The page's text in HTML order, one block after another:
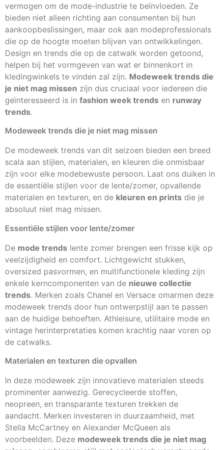
vermogen om de mode-industrie te beïnvloeden. Ze
bieden niet alleen richting aan consumenten bij hun
aankoopbeslissingen, maar ook aan modeprofessionals
die op de hoogte moeten blijven van ontwikkelingen.
Design en trends die op de catwalk worden getoond,
helpen bij het vormgeven van wat er binnenkort in
kledingwinkels te vinden zal zijn. Modeweek trends die
je niet mag missen zijn dus cruciaal voor iedereen die
geïnteresseerd is in fashion week trends en runway
trends.
Modeweek trends die je niet mag missen
De modeweek trends van dit seizoen bieden een breed
scala aan stijlen, materialen, en kleuren die onmisbaar
zijn voor elke modebewuste persoon. Laat ons duiken in
de essentiële stijlen voor de lente/zomer, opvallende
materialen en texturen, en de kleuren en prints die je
absoluut niet mag missen.
Essentiële stijlen voor lente/zomer
De mode trends lente zomer brengen een frisse kijk op
veelzijdigheid en comfort. Lichtgewicht stukken,
oversized pasvormen, en multifunctionele kleding zijn
enkele kerncomponenten van de nieuwe collectie
trends. Merken zoals Chanel en Versace omarmen deze
modeweek trends door hun ontwerpstijl aan te passen
aan de huidige behoeften. Athleisure, utilitaire mode en
vintage herinterpretaties komen krachtig naar voren op
de catwalks.
Materialen en texturen die opvallen
In deze modeweek zijn innovatieve materialen steeds
prominenter aanwezig. Gerecycleerde stoffen,
neopreen, en transparante texturen trekken de
aandacht. Merken investeren in duurzaamheid, met
Stella McCartney en Alexander McQueen als
voorbeelden. Deze modeweek trends die je niet mag